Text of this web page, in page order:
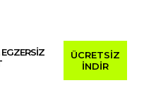
ÜCRETSİZ
İNDİR